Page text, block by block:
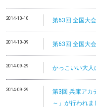
2014-10-10 第63回 全国大
2014-10-09 第63回 全国大
2014-09-29 かっこいい大人
2014-09-29
第3回 兵庫アカ
～」が行われま